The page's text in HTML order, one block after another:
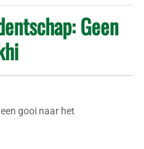
Geen
gooi naar het